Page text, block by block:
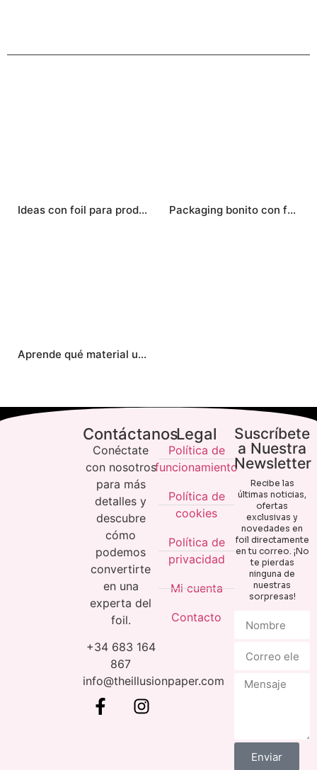
Ideas con foil para productos personalizados: textil, eventos, transferibles y temporada Packaging bonito con foil para productos artesanales que se ven más premium
Aprende qué material usar para aplicar foil según tu proyecto: papel, tóner, laminadora, adhesivos, láminas, rollos y tipos de foil
Contáctanos
Conéctate
con nosotros
para más
detalles y
descubre
cómo
podemos
convertirte
en una
experta del
foil.
+34 683 164
867
info@theillusionpaper.com
Legal
Política de
funcionamiento
Política de
cookies
Política de
privacidad
Mi cuenta
Contacto
Suscríbete
a Nuestra
Newsletter
Recibe las
últimas noticias,
ofertas
exclusivas y
novedades en
foil directamente
en tu correo. ¡No
te pierdas
ninguna de
nuestras
sorpresas!
Enviar